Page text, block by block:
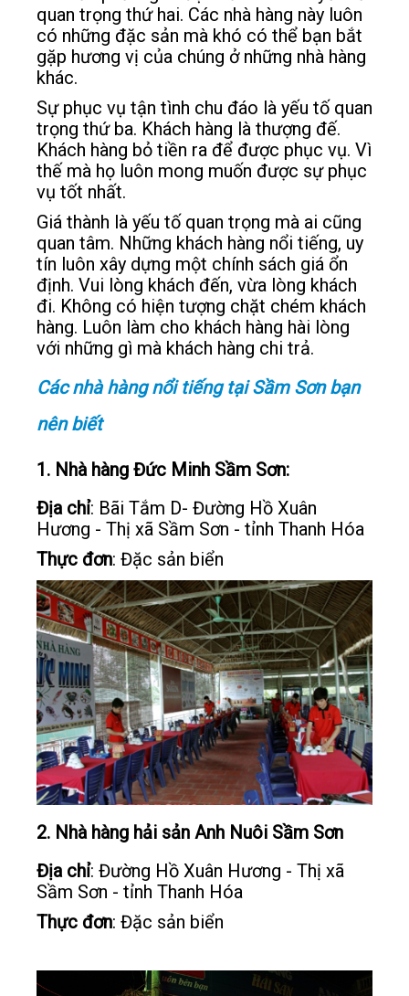
quan trọng thứ hai. Các nhà hàng này luôn
có những đặc sản mà khó có thể bạn bắt
gặp hương vị của chúng ở những nhà hàng
khác.
Sự phục vụ tận tình chu đáo là yếu tố quan
trọng thứ ba. Khách hàng là thượng đế.
Khách hàng bỏ tiền ra để được phục vụ. Vì
thế mà họ luôn mong muốn được sự phục
vụ tốt nhất.
Giá thành là yếu tố quan trọng mà ai cũng
quan tâm. Những khách hàng nổi tiếng, uy
tín luôn xây dựng một chính sách giá ổn
định. Vui lòng khách đến, vừa lòng khách
đi. Không có hiện tượng chặt chém khách
hàng. Luôn làm cho khách hàng hài lòng
với những gì mà khách hàng chi trả.
Các nhà hàng nổi tiếng tại Sầm Sơn bạn
nên biết
1. Nhà hàng Đức Minh Sầm Sơn:
Địa chỉ: Bãi Tắm D- Đường Hồ Xuân
Hương - Thị xã Sầm Sơn - tỉnh Thanh Hóa
Thực đơn: Đặc sản biển
2. Nhà hàng hải sản Anh Nuôi Sầm Sơn
Địa chỉ: Đường Hồ Xuân Hương - Thị xã
Sầm Sơn - tỉnh Thanh Hóa
Thực đơn: Đặc sản biển